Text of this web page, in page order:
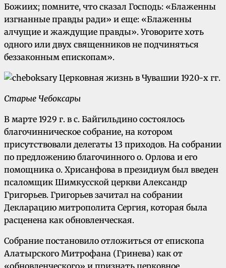
Божиих; помните, что сказал Господь: «Блаженны
изгнанные правды ради» и еще: «Блаженны
алчущие и жаждущие правды». Уговорите хоть
одного или двух священников не подчиняться
беззаконным епископам».
Старые Чебоксары
В марте 1929 г. в с. Байгильдино состоялось
благочинническое собрание, на котором
присутствовали делегаты 13 приходов. На собрании
по предложению благочинного о. Орлова и его
помощника о. Хрисанфова в президиум был введен
псаломщик Шимкусской церкви Александр
Григорьев. Григорьев зачитал на собрании
Декларацию митрополита Сергия, которая была
расценена как обновленческая.
Собрание постановило отложиться от епископа
Алатырского Митрофана (Гринева) как от